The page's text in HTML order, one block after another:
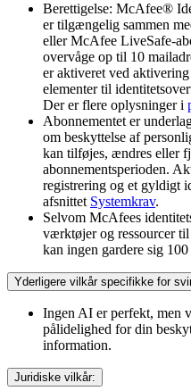
Berettigelse: McAfee®
er tilgængelig sammen
eller McAfee LiveSafe-
overvåge op til 10
er aktiveret ved
elementer til
Der er flere oplysninger i
Abonnementet er
om beskyttelse af
kan tilføjes, ændres eller
abonnementsperioden.
registrering og et gyldigt
afsnittet Systemkrav.
Selvom McAfees
værktøjer og ressourcer
kan ingen gardere sig
Yderligere vilkår specifikke for
Ingen AI er perfekt, men
pålidelighed for din
information.
Juridiske vilkår:​